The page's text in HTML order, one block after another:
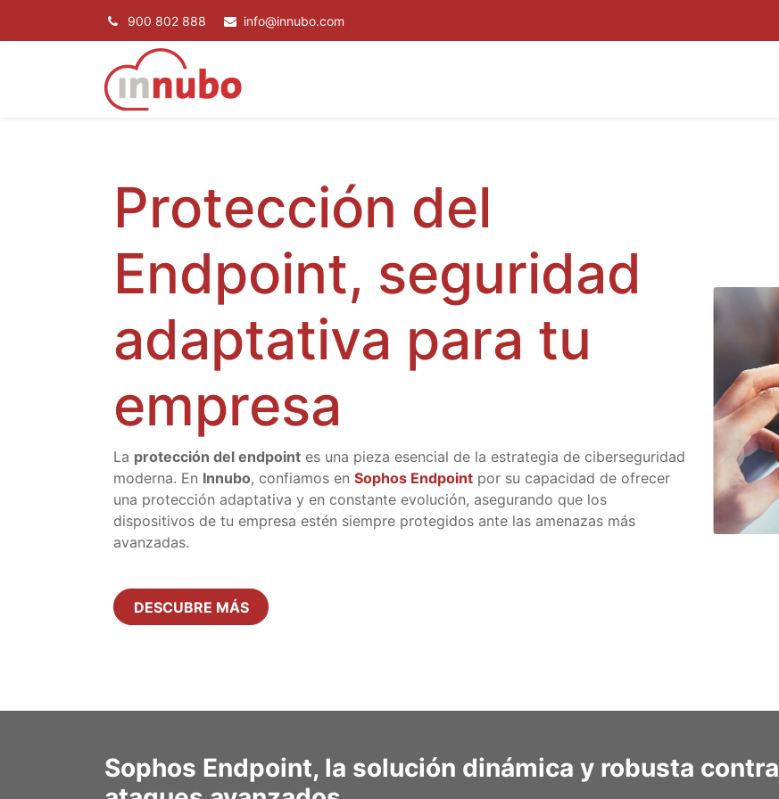
900 802 888 info@innubo.com
Protección del
Endpoint, seguridad
adaptativa para tu
empresa
La protección del endpoint es una pieza esencial de la estrategia de ciberseguridad
moderna. En Innubo, confiamos en Sophos Endpoint por su capacidad de ofrecer
una protección adaptativa y en constante evolución, asegurando que los
dispositivos de tu empresa estén siempre protegidos ante las amenazas más
avanzadas.
DESCUBRE MÁS
Sophos Endpoint, la solución dinámica y robusta contra